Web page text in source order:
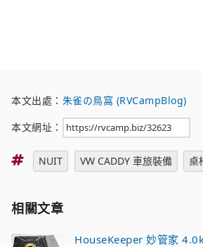
本文出處： 朱雀の鳥窩 (RVCampBlog)
本文網址：
標
NUIT VW CADDY 車旅裝備 桌
相關文章
HouseKeeper 妙管家